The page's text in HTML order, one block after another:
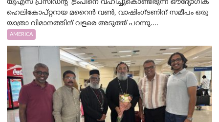
യുഎസ് പ്രസിഡന്റ് ട്രംപിനെ വഹിച്ചുകൊണ്ടിരുന്ന ഔദ്യോഗിക
ഹെലികോപ്റ്ററായ മറൈൻ വൺ, വാഷിംഗ്ടണിന് സമീപം ഒരു
യാത്രാ വിമാനത്തിന് വളരെ അടുത്ത് പറന്നു....
AMERICA